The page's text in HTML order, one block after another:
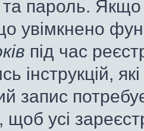
та пароль.
увімкнено
під час
інструкцій,
запис
щоб усі